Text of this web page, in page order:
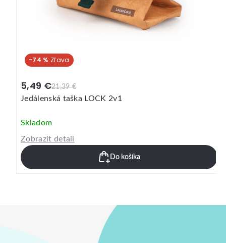
-74 %
21,39 €
5,49 €
Jedálenská taška LOCK 2v1
Skladom
Zobrazit detail
Do košíka